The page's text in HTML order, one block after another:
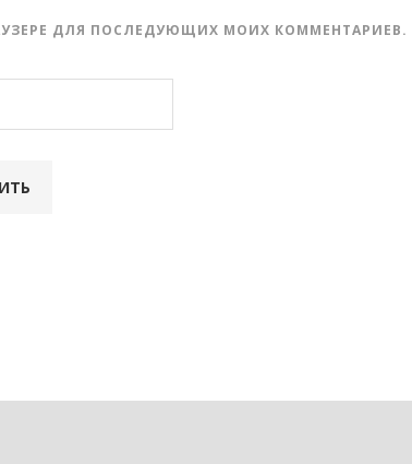
ДЛЯ ПОСЛЕДУЮЩИХ МОИХ КОММЕНТАРИЕВ.